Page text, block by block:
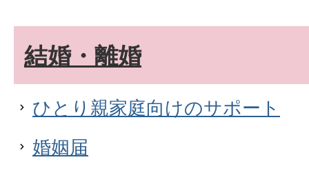
結婚・離婚
ひとり親家庭向けのサポート
婚姻届